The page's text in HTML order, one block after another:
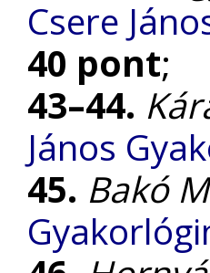
Csere
40 pont;
43–44.
János
45. Bakó